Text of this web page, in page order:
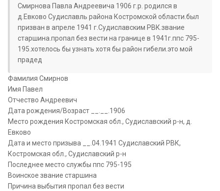
Смирнова Павла Андреевича 1906 г.р. родился в
д.Евково Судиславль района Костромской области.был
призван в апреле 1941 г.Судиславским РВК.звание
старшина.пропал без вести на границе в 1941г.ппс 795-
195.хотелось бы узнать хотя бы район гибели.это мой
прадед
Фамилия Смирнов
Имя Павел
Отчество Андреевич
Дата рождения/Возраст __.__.1906
Место рождения Костромская обл., Судиславский р-н, д.
Евково
Дата и место призыва __.04.1941 Судиславский РВК,
Костромская обл., Судиславский р-н
Последнее место службы ппс 795-195
Воинское звание старшина
Причина выбытия пропал без вести